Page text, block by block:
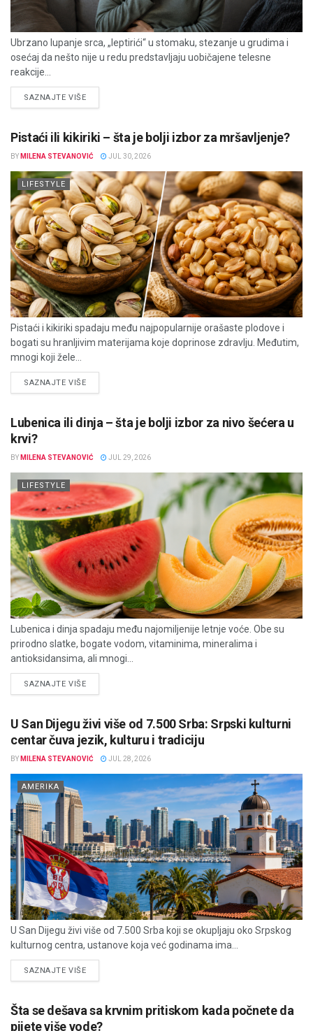
Ubrzano lupanje srca, „leptirići“ u stomaku, stezanje u grudima i
osećaj da nešto nije u redu predstavljaju uobičajene telesne
reakcije...
SAZNAJTE VIŠEDETAILS
Pistaći ili kikiriki – šta je bolji izbor za mršavljenje?
BY MILENA STEVANOVIĆ JUL 30, 2026
LIFESTYLE
Pistaći i kikiriki spadaju među najpopularnije orašaste plodove i
bogati su hranljivim materijama koje doprinose zdravlju. Međutim,
mnogi koji žele...
SAZNAJTE VIŠEDETAILS
Lubenica ili dinja – šta je bolji izbor za nivo šećera u
krvi?
BY MILENA STEVANOVIĆ JUL 29, 2026
LIFESTYLE
Lubenica i dinja spadaju među najomiljenije letnje voće. Obe su
prirodno slatke, bogate vodom, vitaminima, mineralima i
antioksidansima, ali mnogi...
SAZNAJTE VIŠEDETAILS
U San Dijegu živi više od 7.500 Srba: Srpski kulturni
centar čuva jezik, kulturu i tradiciju
BY MILENA STEVANOVIĆ JUL 28, 2026
AMERIKA
U San Dijegu živi više od 7.500 Srba koji se okupljaju oko Srpskog
kulturnog centra, ustanove koja već godinama ima...
SAZNAJTE VIŠEDETAILS
Šta se dešava sa krvnim pritiskom kada počnete da
pijete više vode?